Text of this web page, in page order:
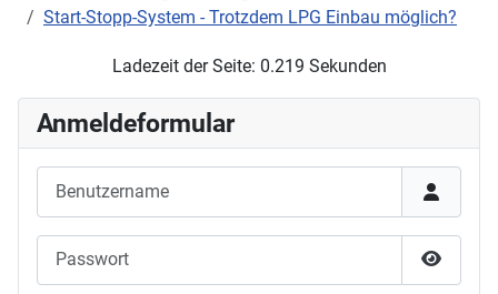
Start-Stopp-System - Trotzdem LPG Einbau möglich?
Ladezeit der Seite: 0.219 Sekunden
Anmeldeformular